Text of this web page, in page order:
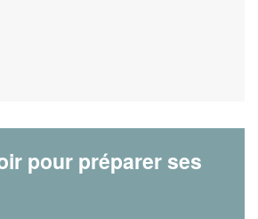
pour préparer ses